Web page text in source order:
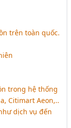
trên toàn quốc.
trong hệ thống
Citimart Aeon,..
dịch vụ đến